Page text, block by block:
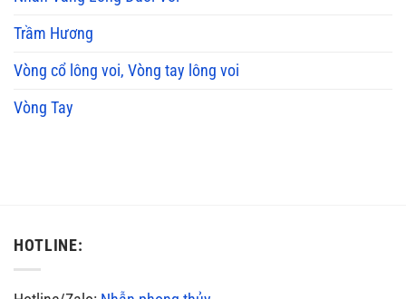
Trầm Hương
Vòng cổ lông voi, Vòng tay lông voi
Vòng Tay
HOTLINE: